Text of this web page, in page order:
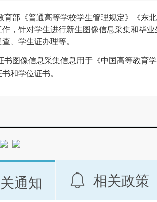
育部《普通高等学校学生管理规定》《东
作，针对学生进行新生图像信息采集和毕
、学生证办理等。
书图像信息采集信息用于《中国高等教育
和学位证书。
通知 相关政策